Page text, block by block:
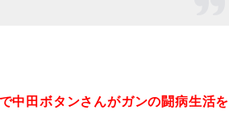
中田ボタンさんがガンの闘病生活を